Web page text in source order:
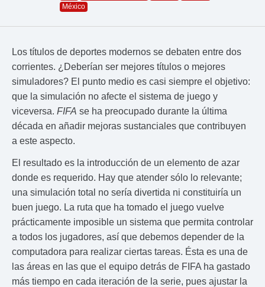
México
Los títulos de deportes modernos se debaten entre dos
corrientes. ¿Deberían ser mejores títulos o mejores
simuladores? El punto medio es casi siempre el objetivo:
que la simulación no afecte el sistema de juego y
viceversa. FIFA se ha preocupado durante la última
década en añadir mejoras sustanciales que contribuyen
a este aspecto.
El resultado es la introducción de un elemento de azar
donde es requerido. Hay que atender sólo lo relevante;
una simulación total no sería divertida ni constituiría un
buen juego. La ruta que ha tomado el juego vuelve
prácticamente imposible un sistema que permita controlar
a todos los jugadores, así que debemos depender de la
computadora para realizar ciertas tareas. Ésta es una de
las áreas en las que el equipo detrás de FIFA ha gastado
más tiempo en cada iteración de la serie, pues ajustar la